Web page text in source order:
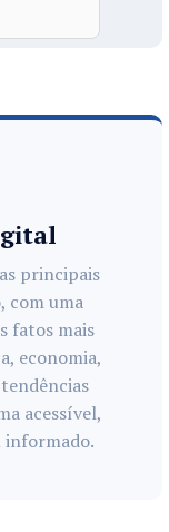
principais
com uma
fatos mais
economia,
acessível,
informado.